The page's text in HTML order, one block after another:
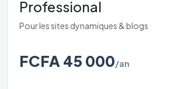
Professional
Pour les sites dynamiques & blogs
FCFA 45 000/an